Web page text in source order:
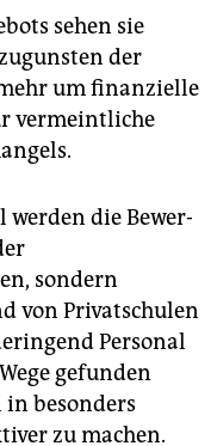
sehen sie
der
um finanzielle
vermeintliche
werden die Be­wer­
sondern
von Privatschulen
Personal
gefunden
in besonders
zu machen.